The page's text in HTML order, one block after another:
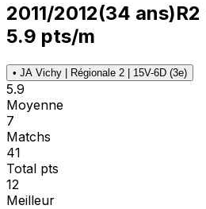
2011/2012(34 ans)R2
5.9 pts/m
• JA Vichy | Régionale 2 | 15V-6D (3e)
5.9
Moyenne
7
Matchs
41
Total pts
12
Meilleur